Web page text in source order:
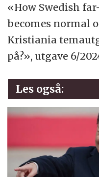
«How Swedish
becomes normal
Kristiania
på?», utgave 6/
Les også: